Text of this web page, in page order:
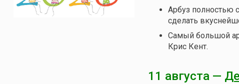
Арбуз полностью
сделать
Самый большой
Крис Кент.
11 августа —